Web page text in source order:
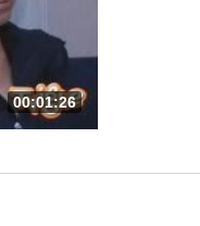
00:01:26